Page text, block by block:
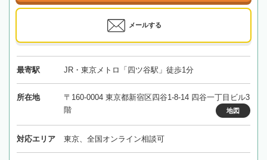
メールする
最寄駅 JR・東京メトロ「四ツ谷駅」徒歩1分
所在地
〒160-0004 東京都新宿区四谷1-8-14 四谷一丁目ビル3
階
地図
対応エリア 東京、全国オンライン相談可